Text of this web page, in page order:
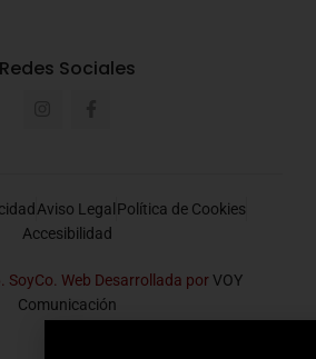
Redes Sociales
Aviso Legal Política de Cookies
Accesibilidad
SoyCo. Web Desarrollada porVOY
Comunicación